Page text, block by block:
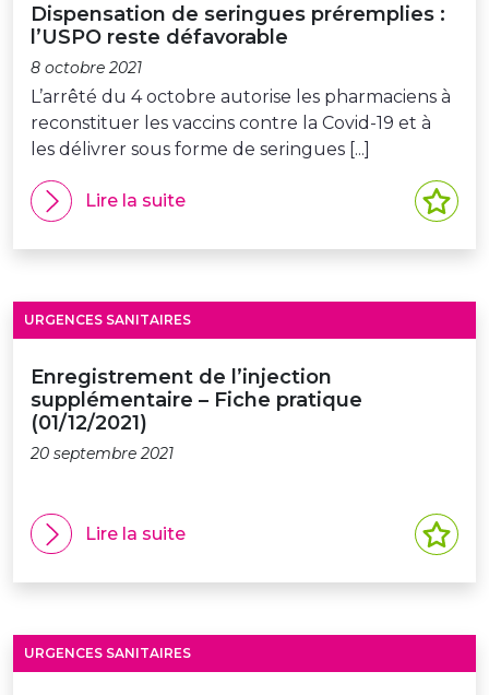
Dispensation de seringues préremplies :
l’USPO reste défavorable
8 octobre 2021
L’arrêté du 4 octobre autorise les pharmaciens à
reconstituer les vaccins contre la Covid-19 et à
les délivrer sous forme de seringues [...]
Lire la suite
URGENCES SANITAIRES
Enregistrement de l’injection
supplémentaire – Fiche pratique
(01/12/2021)
20 septembre 2021
Lire la suite
URGENCES SANITAIRES